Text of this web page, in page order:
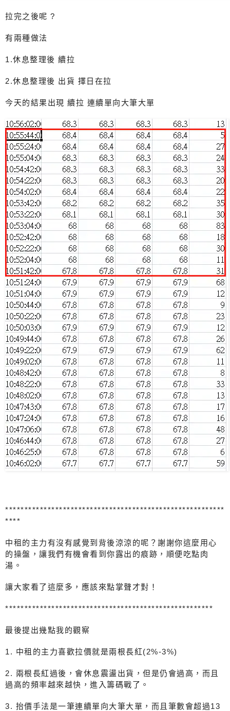
拉完之後呢 ?
有兩種做法
1.休息整理後 續拉
2.休息整理後 出貨 擇日在拉
今天的結果出現 續拉 連續單向大筆大單
*********************************************************
****
中租的主力有沒有感覺到背後涼涼的呢？謝謝你這麼用心
的操盤，讓我們有機會看到你露出的痕跡，順便吃點肉
湯。
讓大家看了這麼多，應該來點掌聲才對！
******************************************************
最後提出幾點我的觀察
1. 中租的主力喜歡拉價就是兩根長紅(2%-3%)
2. 兩根長紅過後，會休息震盪出貨，但是仍會過高，而且
過高的頻率越來越快，進入籌碼戰了。
3. 抬價手法是一筆連續單向大筆大單，而且筆數會超過13